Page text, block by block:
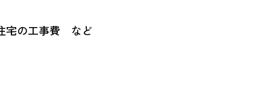
宅の工事費 など